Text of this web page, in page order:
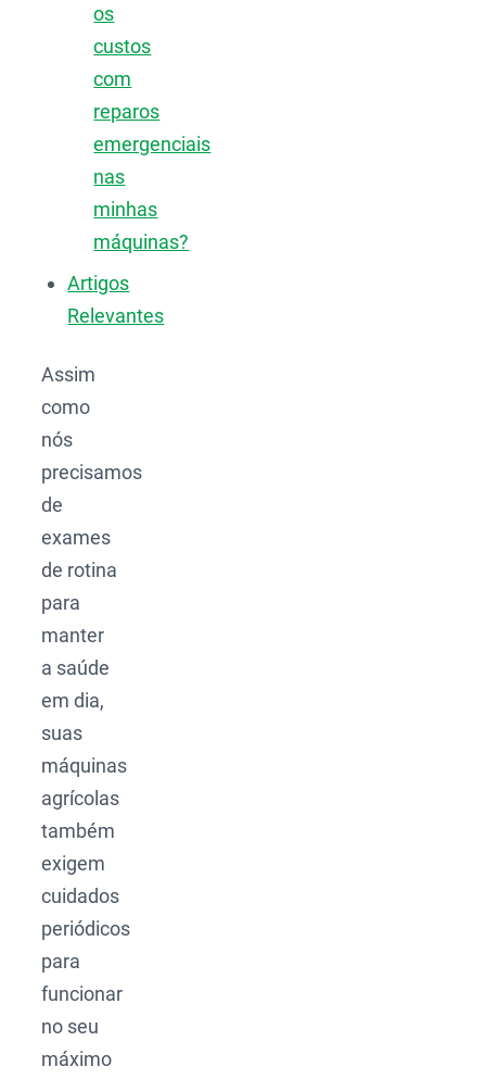
os
custos
com
reparos
emergenciais
nas
minhas
máquinas?
Artigos
Relevantes
Assim
como
nós
precisamos
de
exames
de rotina
para
manter
a saúde
em dia,
suas
máquinas
agrícolas
também
exigem
cuidados
periódicos
para
funcionar
no seu
máximo